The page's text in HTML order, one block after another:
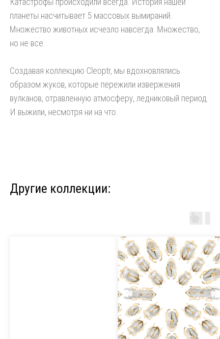
планеты насчитывает 5 массовых вымираний.
Множество животных исчезло навсегда. Множество,
но не все.
Создавая коллекцию Cleoptr, мы вдохновлялись
образом жуков, которые пережили извержения
вулканов, отравленную атмосферу, ледниковый период.
И выжили, несмотря ни на что.
Другие коллекции: